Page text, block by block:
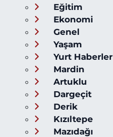
Eğitim
Ekonomi
Genel
Yaşam
Yurt Haberler
Mardin
Artuklu
Dargeçit
Derik
Kızıltepe
Mazıdağı